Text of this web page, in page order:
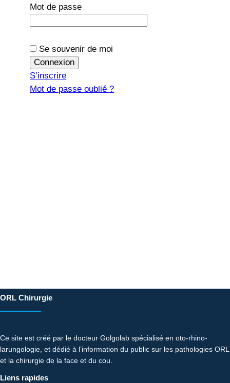
Mot de passe
Se souvenir de moi
S’inscrire
Mot de passe oublié ?
ORL Chirurgie
Ce site est créé par le docteur Golgolab spécialisé en oto-rhino-
larungologie, et dédié à l’information du public sur les pathologies ORL
et la chirurgie de la face et du cou.
Liens rapides